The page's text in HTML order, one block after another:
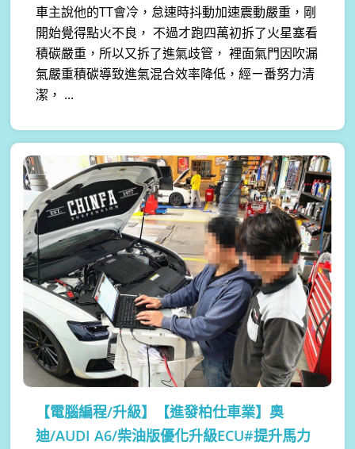
車主說他的TT會冷，怠速時抖動加速震動嚴重，剛
開始覺得點火不良， 不過才跑四萬初拆了火星塞看
積碳嚴重，所以又拆了進氣歧管， 裡面氣門因吹漏
氣嚴重積碳導致進氣混合效率降低，經ㄧ番努力清
潔， ...
【電腦編程/升級】
【進發柏仕車業】奧
迪/AUDI A6/柴油版優化升級ECU#提升馬力